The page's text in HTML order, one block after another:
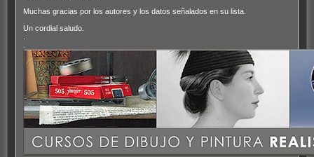
a
Muchas gracias por los autores y los datos señalados en su lista.
Un cordial saludo.
.